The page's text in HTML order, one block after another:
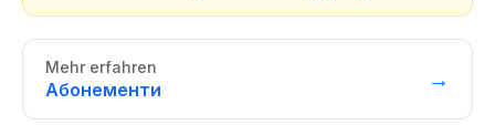
Mehr erfahren
Абонементи →